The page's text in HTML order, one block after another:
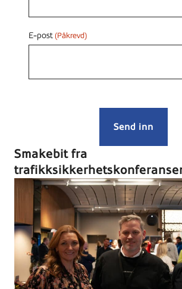
E-post (Påkrevd)
Smakebit fra